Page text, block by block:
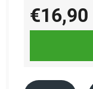
€16,90
Jednotková